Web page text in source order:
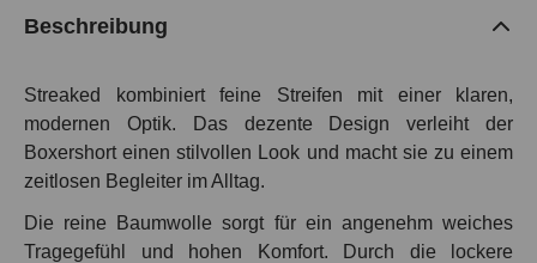
Beschreibung
Streaked kombiniert feine Streifen mit einer klaren,
modernen Optik. Das dezente Design verleiht der
Boxershort einen stilvollen Look und macht sie zu einem
zeitlosen Begleiter im Alltag.
Die reine Baumwolle sorgt für ein angenehm weiches
Tragegefühl und hohen Komfort. Durch die lockere